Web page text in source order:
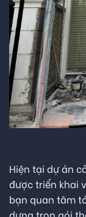
Hiện tại dự án
được triển khai
bạn quan tâm
dựng trọn gói